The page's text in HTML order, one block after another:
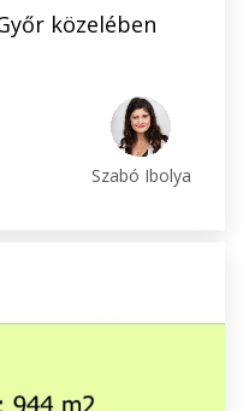
közelében
Szabó Ibolya